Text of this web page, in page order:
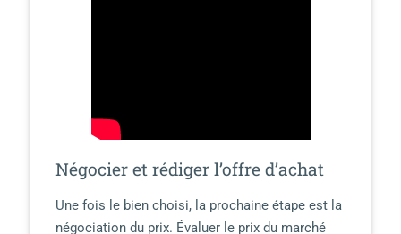
Négocier et rédiger l’offre d’achat
Une fois le bien choisi, la prochaine étape est la
négociation du prix. Évaluer le prix du marché